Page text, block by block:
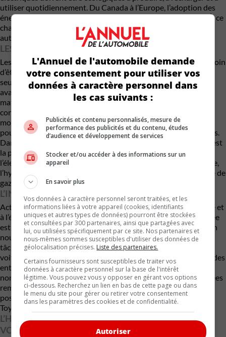
utiliser quotidiennement. Du Canada à l’Europe, l’adoption des
énergies renouvelables contribue à faire avancer cet objectif. À ce
chapitre, le Québec est son hydroélectricité est loin devant les
autres.
LES AVANTAGES DES FCEV PAR RAPPORT AUX VÉS
Les FCEV présentent de nombreux avantages. Ils n’ont pas besoin
d’être rechargés, offrent une plus grande autonomie, et leurs
seules émissions sont de l’air chaud et de l’humidité. Un des
avantages majeurs des FCEV est qu’ils nécessitent moins de
matières premières par rapport aux batteries des VÉS. Par
conséquent, les FCEV sont également plus sûrs, plus faciles et
moins coûteux à recycler. Les FCEV nécessitent des batteries
pour fonctionner, mais elles sont considérablement plus petites.
Dans un VE alimenté par des batteries lithium-ion, la batterie est
la principale source d’énergie. Dans un FCEV, la plupart de
l’électricité est produite par une pile à combustible à hydrogène,
l’hydrogène étant stocké dans son propre réservoir sous forme de
gaz.
L’INFRASTRUCTURE ET L’AVENIR DES FCEV
Actuellement, cela se résume essentiellement à l’infrastructure et
à l’élan. Presque chaque maison dans chaque nation développée
est connectée au réseau électrique. En revanche, se procurer un
nouveau réservoir d’hydrogène pour un long voyage est une
tâche plus complexe. De plus, si vous souhaitez construire une
voiture électrique à batteries, vous pouvez vous associer avec des
entreprises comme BMW, Tesla, Chevrolet, Rivian, ou de
nombreux autres constructeurs qui ont déjà réalisé des avancées
remarquables dans la technologie des VE. Si vous souhaitez
posséder un FCEV, vos options se limitent essentiellement à
Toyota et Hyundai pour l’instant.
L’HYDROGÈNE : UN FUTUR INÉVITABLE POUR LA
VOITURE ÉLECTRIQUE ?
L'Annuel de l'automobile demande
votre consentement pour utiliser vos
données à caractère personnel dans
les cas suivants :
Publicités et contenu personnalisés, mesure de
performance des publicités et du contenu, études
d’audience et développement de services
Stocker et/ou accéder à des informations sur un
appareil
En savoir plus
Vos données à caractère personnel seront traitées, et les
informations liées à votre appareil (cookies, identifiants
uniques et autres types de données) pourront être stockées
et consultées par 300 partenaires, ainsi que partagées avec
lui, ou utilisées spécifiquement par ce site. Nos partenaires et
nous-mêmes sommes susceptibles d'utiliser des données de
géolocalisation précises. Liste des partenaires.
Certains fournisseurs sont susceptibles de traiter vos
données à caractère personnel sur la base de l'intérêt
légitime. Vous pouvez vous y opposer en gérant vos options
ci-dessous. Recherchez un lien en bas de cette page ou dans
le menu du site pour gérer ou retirer votre consentement
dans les paramètres des cookies et de confidentialité.
Autoriser